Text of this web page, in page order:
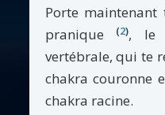
Porte
pranique
(2), le
vertébrale, qui te
chakra couronne
chakra racine.